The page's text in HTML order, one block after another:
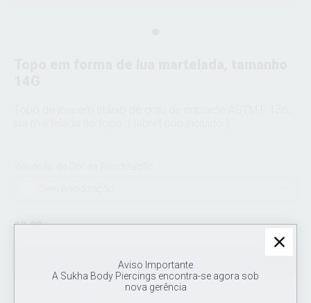
Aviso Importante
A Sukha Body Piercings encontra-se agora sob
nova gerência
10.00€
ADICIONAR AO CARRINHO